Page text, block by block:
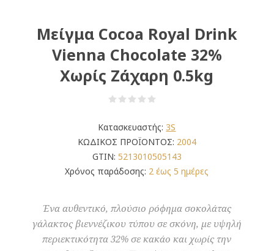
Μείγμα Cocoa Royal Drink
Vienna Chocolate 32%
Χωρίς Ζάχαρη 0.5kg
Κατασκευαστής: 3S
ΚΩΔΙΚΟΣ ΠΡΟΪΟΝΤΟΣ: 2004
GTIN: 5213010505143
Χρόνος παράδοσης: 2 έως 5 ημέρες
Ένα αυθεντικό, πλούσιο ρόφημα σοκολάτας
γάλακτος βιεννέζικου τύπου σε σκόνη, με υψηλή
περιεκτικότητα 32% σε κακάο και χωρίς την